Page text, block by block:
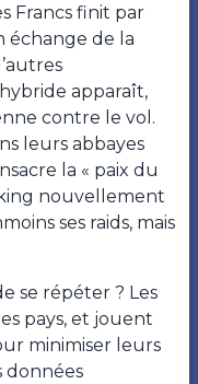
Francs finit par
échange de la
apparaît,
contre le vol.
leurs abbayes
la « paix du
nouvellement
ses raids, mais
se répéter ? Les
pays, et jouent
minimiser leurs
données